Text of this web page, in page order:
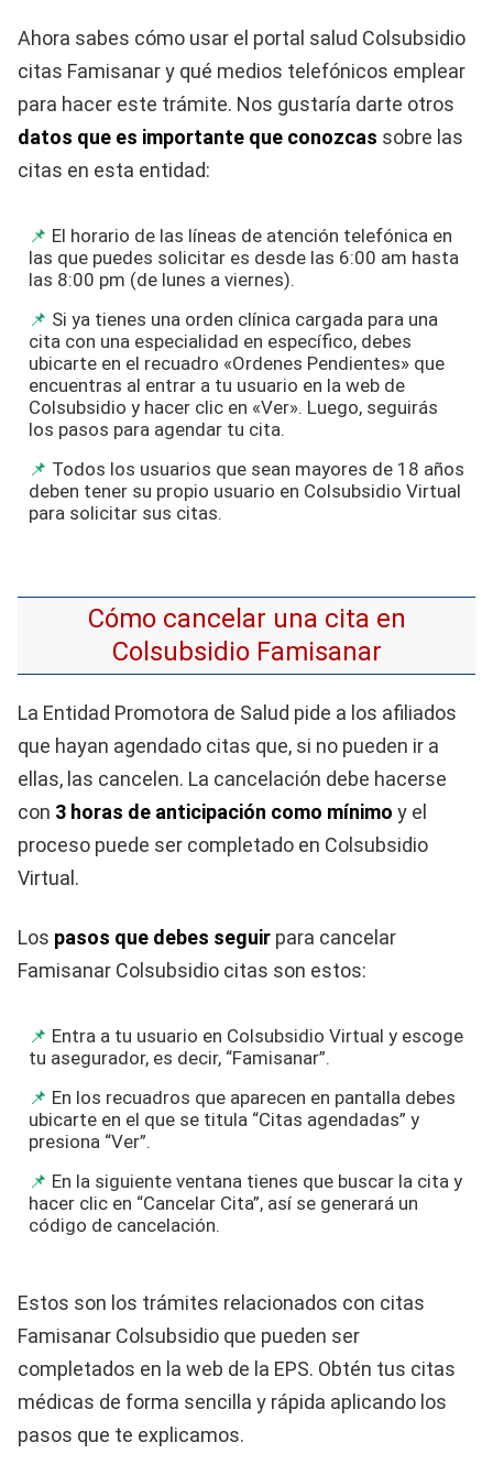
Ahora sabes cómo usar el portal salud Colsubsidio
citas Famisanar y qué medios telefónicos emplear
para hacer este trámite. Nos gustaría darte otros
datos que es importante que conozcas sobre las
citas en esta entidad:
El horario de las líneas de atención telefónica en
las que puedes solicitar es desde las 6:00 am hasta
las 8:00 pm (de lunes a viernes).
Si ya tienes una orden clínica cargada para una
cita con una especialidad en específico, debes
ubicarte en el recuadro «Ordenes Pendientes» que
encuentras al entrar a tu usuario en la web de
Colsubsidio y hacer clic en «Ver». Luego, seguirás
los pasos para agendar tu cita.
Todos los usuarios que sean mayores de 18 años
deben tener su propio usuario en Colsubsidio Virtual
para solicitar sus citas.
Cómo cancelar una cita en
Colsubsidio Famisanar
La Entidad Promotora de Salud pide a los afiliados
que hayan agendado citas que, si no pueden ir a
ellas, las cancelen. La cancelación debe hacerse
con 3 horas de anticipación como mínimo y el
proceso puede ser completado en Colsubsidio
Virtual.
Los pasos que debes seguir para cancelar
Famisanar Colsubsidio citas son estos:
Entra a tu usuario en Colsubsidio Virtual y escoge
tu asegurador, es decir, “Famisanar”.
En los recuadros que aparecen en pantalla debes
ubicarte en el que se titula “Citas agendadas” y
presiona “Ver”.
En la siguiente ventana tienes que buscar la cita y
hacer clic en “Cancelar Cita”, así se generará un
código de cancelación.
Estos son los trámites relacionados con citas
Famisanar Colsubsidio que pueden ser
completados en la web de la EPS. Obtén tus citas
médicas de forma sencilla y rápida aplicando los
pasos que te explicamos.